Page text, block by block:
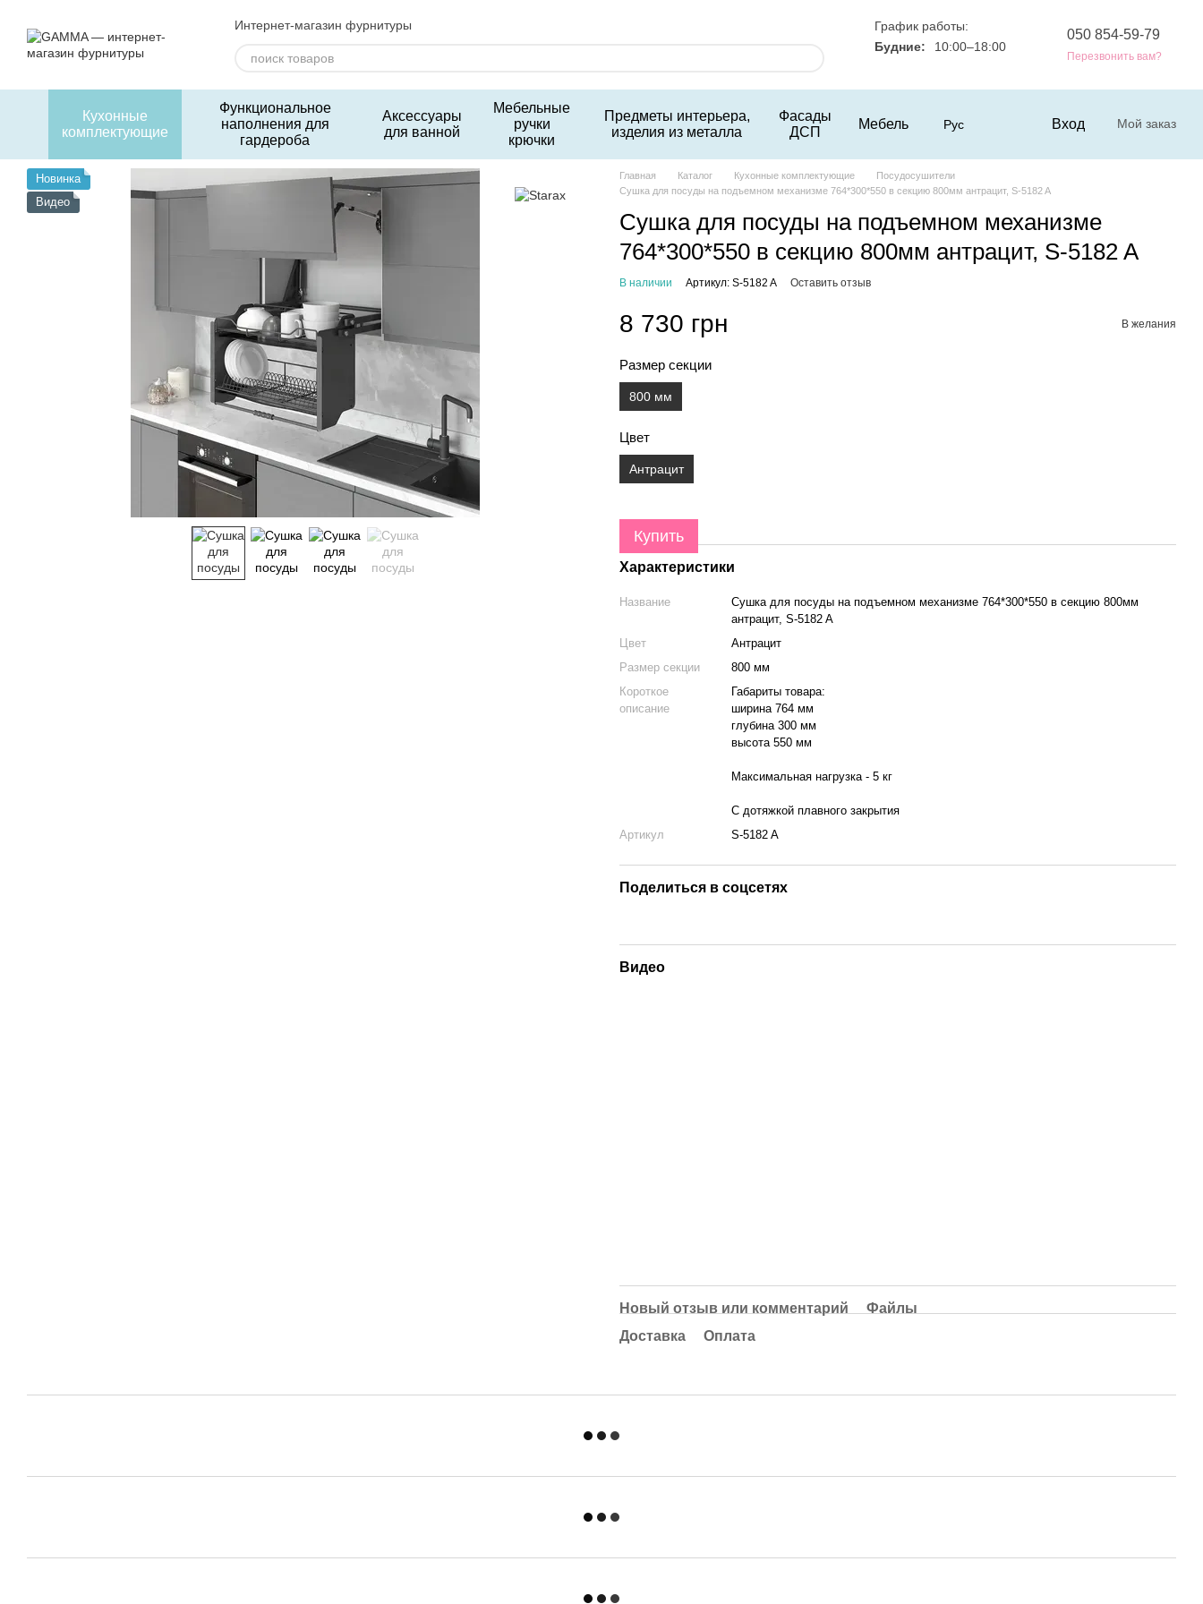
Интернет-магазин фурнитуры
График работы:
Будние:
10:00–18:00
050 854-59-79
Перезвонить вам?
Кухонные
комплектующие
Функциональное
наполнения для
гардероба
Аксессуары
для ванной
Мебельные
ручки
крючки
Предметы интерьера,
изделия из металла
Фасады
ДСП
Мебель Рус Вход Мой заказ
Новинка
Видео
Главная Каталог Кухонные комплектующие
Посудосушители
Сушка для посуды на подъемном механизме 764*300*550 в секцию 800мм антрацит, S-5182 A
Сушка для посуды на подъемном механизме
764*300*550 в секцию 800мм антрацит, S-5182 A
В наличии Артикул: S-5182 A Оставить отзыв
8 730 грн В желания
Размер секции
800 мм
Цвет
Антрацит
Купить
Характеристики
Название
Сушка для посуды на подъемном механизме 764*300*550 в секцию 800мм
антрацит, S-5182 A
Цвет
Антрацит
Размер секции
800 мм
Короткое
описание
Габариты товара:
ширина 764 мм
глубина 300 мм
высота 550 мм
Максимальная нагрузка - 5 кг
С дотяжкой плавного закрытия
Артикул
S-5182 A
Поделиться в соцсетях
Видео
Новый отзыв или комментарий
Файлы
Доставка
Оплата